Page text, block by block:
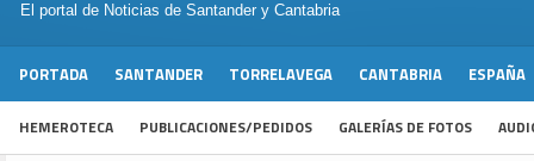
El portal de Noticias de Santander y Cantabria
PORTADA SANTANDER TORRELAVEGA CANTABRIA ESPAÑA
HEMEROTECA PUBLICACIONES/PEDIDOS GALERÍAS DE FOTOS